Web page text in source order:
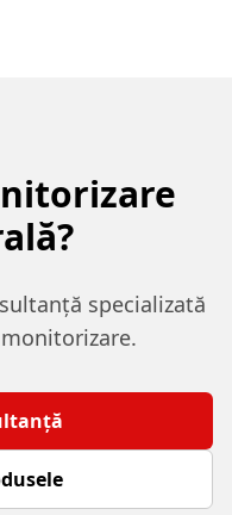
specializată